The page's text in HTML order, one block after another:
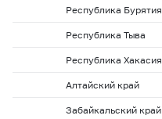
Республика Бурятия
Республика Тыва
Республика Хакасия
Алтайский край
Забайкальский край